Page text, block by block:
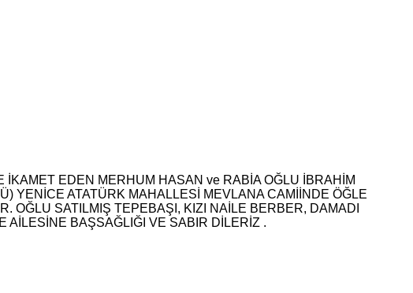
EDEN MERHUM HASAN ve RABİA OĞLU İBRAHİM
YENİCE ATATÜRK MAHALLESİ MEVLANA CAMİİNDE ÖĞLE
OĞLU SATILMIŞ TEPEBAŞI, KIZI NAİLE BERBER, DAMADI
BAŞSAĞLIĞI VE SABIR DİLERİZ .